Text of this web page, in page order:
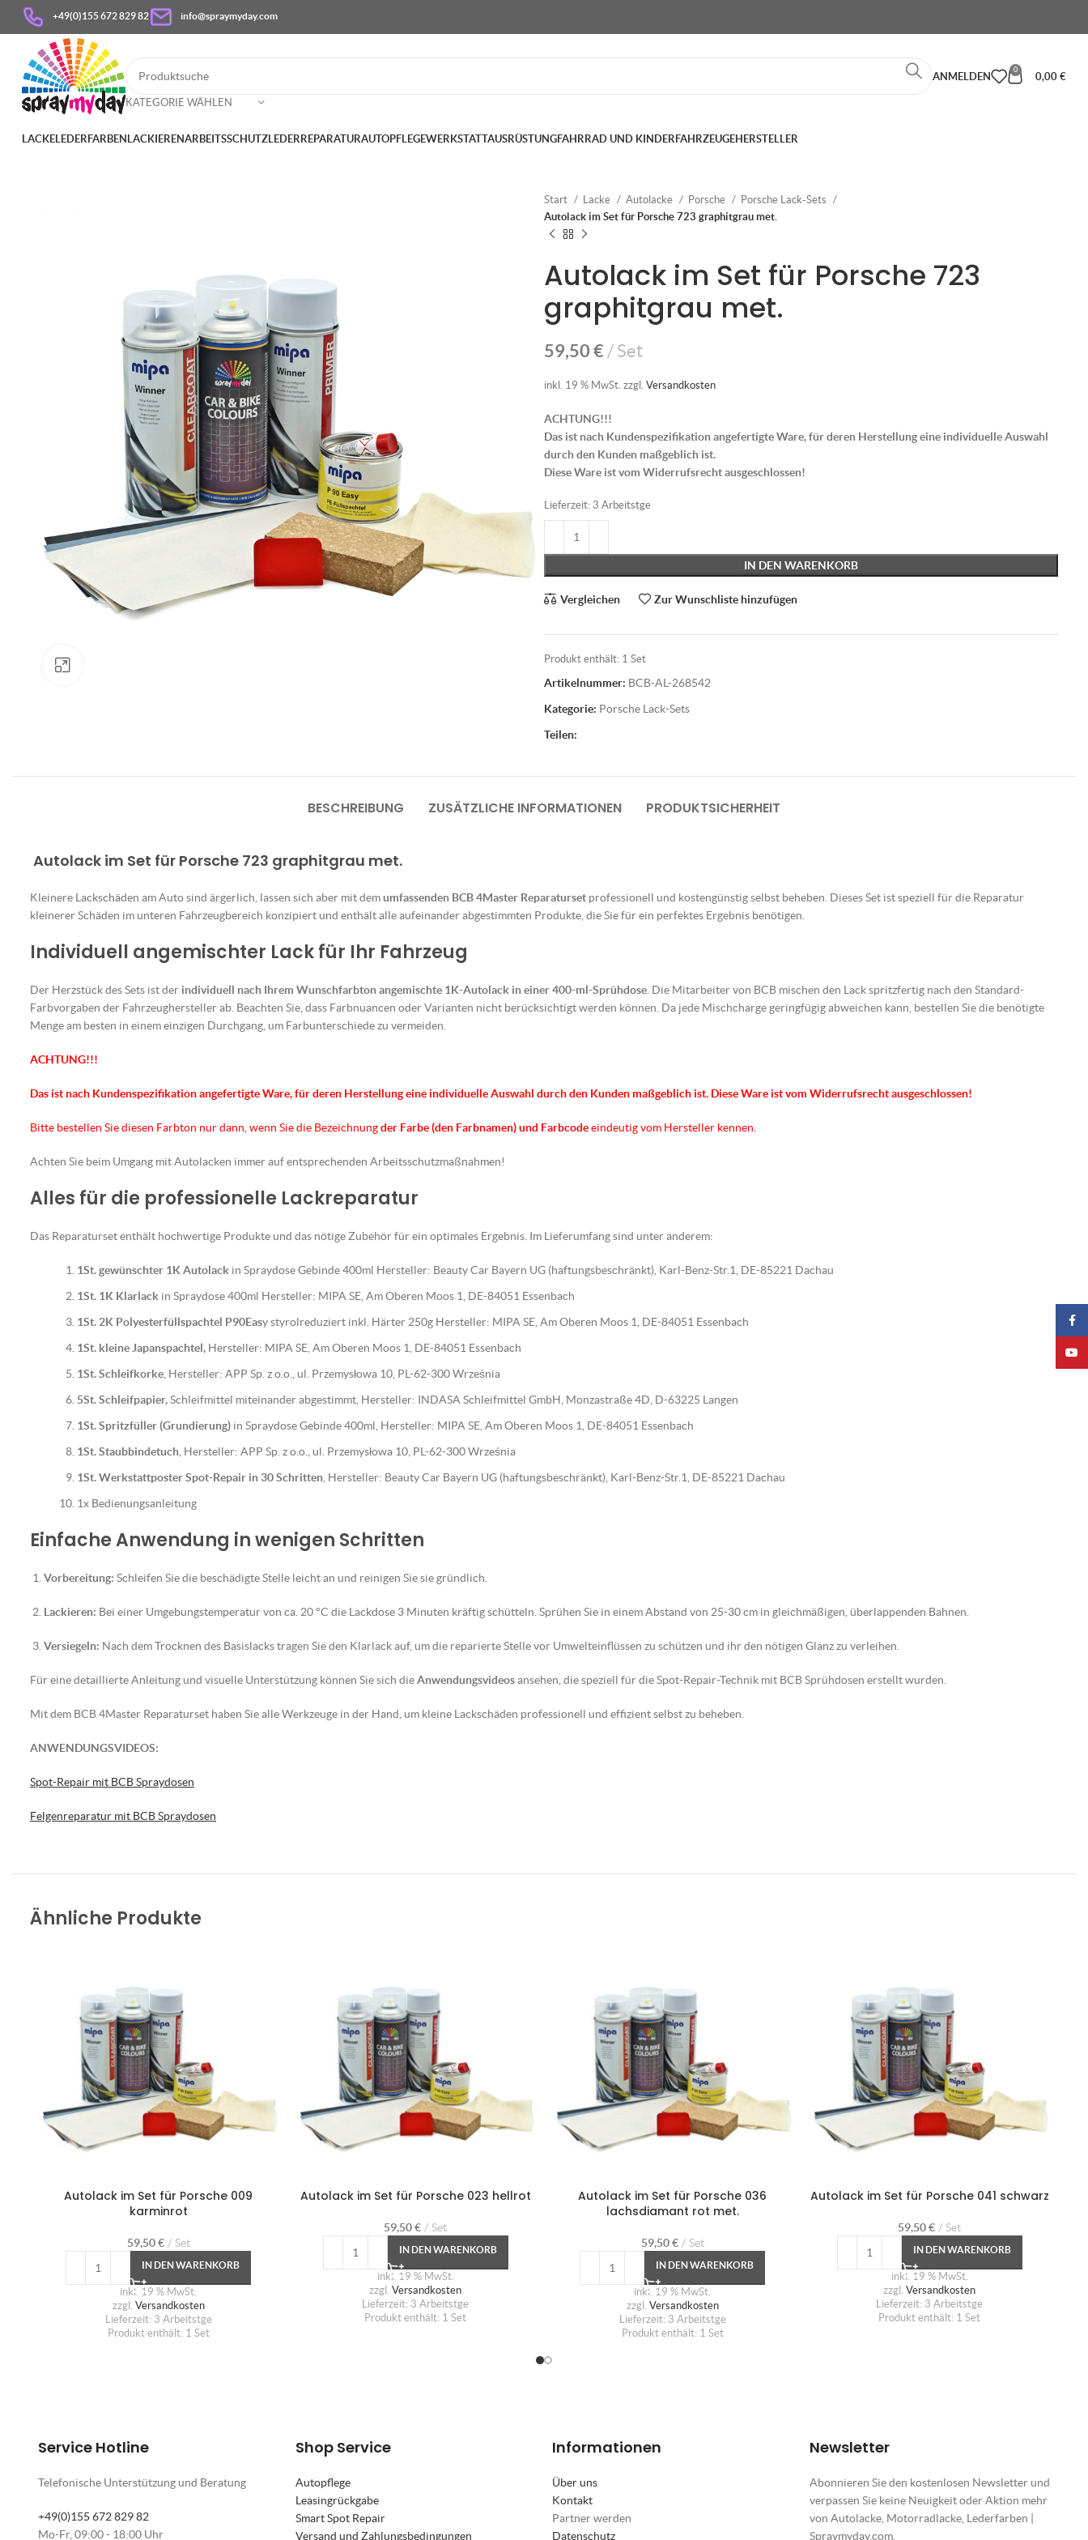
+49(0)155 672 829 82 info@spraymyday.com
KATEGORIE WÄHLEN
ANMELDEN
0
0,00 €
LACKELEDERFARBENLACKIERENARBEITSSCHUTZLEDERREPARATURAUTOPFLEGEWERKSTATTAUSRÜSTUNGFAHRRAD UND KINDERFAHRZEUGEHERSTELLER
Start Lacke Autolacke Porsche
Porsche Lack-Sets
Autolack im Set für Porsche 723 graphitgrau met.
Autolack im Set für Porsche 723
graphitgrau met.
59,50€ Set
inkl. 19 % MwSt. zzgl. Versandkosten
ACHTUNG!!!
Das ist nach Kundenspezifikation angefertigte Ware, für deren Herstellung eine individuelle Auswahl
durch den Kunden maßgeblich ist.
Diese Ware ist vom Widerrufsrecht ausgeschlossen!
Lieferzeit: 3 Arbeitstge
IN DEN WARENKORB
Vergleichen Zur Wunschliste hinzufügen
Produkt enthält: 1 Set
Artikelnummer: BCB-AL-268542
Kategorie: Porsche Lack-Sets
Teilen:
BESCHREIBUNG ZUSÄTZLICHE INFORMATIONEN PRODUKTSICHERHEIT
Autolack im Set für Porsche 723 graphitgrau met.
Kleinere Lackschäden am Auto sind ärgerlich, lassen sich aber mit demumfassenden BCB 4Master Reparaturset professionell und kostengünstig selbst beheben. Dieses Set ist speziell für die Reparatur
kleinerer Schäden im unteren Fahrzeugbereich konzipiert und enthält alle aufeinander abgestimmten Produkte, die Sie für ein perfektes Ergebnis benötigen.
Individuell angemischter Lack für Ihr Fahrzeug
Der Herzstück des Sets ist der individuell nach Ihrem Wunschfarbton angemischte 1K-Autolack in einer 400-ml-Sprühdose . Die Mitarbeiter von BCB mischen den Lack spritzfertig nach den Standard-
Farbvorgaben der Fahrzeughersteller ab. Beachten Sie, dass Farbnuancen oder Varianten nicht berücksichtigt werden können. Da jede Mischcharge geringfügig abweichen kann, bestellen Sie die benötigte
Menge am besten in einem einzigen Durchgang, um Farbunterschiede zu vermeiden.
ACHTUNG!!!
Das ist nach Kundenspezifikation angefertigte Ware, für deren Herstellung eine individuelle Auswahl durch den Kunden maßgeblich ist. Diese Ware ist vom Widerrufsrecht ausgeschlossen!
Bitte bestellen Sie diesen Farbton nur dann, wenn Sie die Bezeichnungder Farbe (den Farbnamen) und Farbcodeeindeutig vom Hersteller kennen.
Achten Sie beim Umgang mit Autolacken immer auf entsprechenden Arbeitsschutzmaßnahmen!
Alles für die professionelle Lackreparatur
Das Reparaturset enthält hochwertige Produkte und das nötige Zubehör für ein optimales Ergebnis. Im Lieferumfang sind unter anderem:
1St. gewünschter 1K Autolack in Spraydose Gebinde 400ml Hersteller: Beauty Car Bayern UG (haftungsbeschränkt), Karl-Benz-Str.1, DE-85221 Dachau
1St. 1K Klarlack in Spraydose 400ml Hersteller: MIPA SE, Am Oberen Moos 1, DE-84051 Essenbach
1St. 2K Polyesterfüllspachtel P90Easy styrolreduziert inkl. Härter 250g Hersteller: MIPA SE, Am Oberen Moos 1, DE-84051 Essenbach
1St. kleine Japanspachtel, Hersteller: MIPA SE, Am Oberen Moos 1, DE-84051 Essenbach
1St. Schleifkorke , Hersteller: APP Sp. z o.o., ul. Przemysłowa 10, PL-62-300 Września
5St. Schleifpapier,Schleifmittel miteinander abgestimmt, Hersteller: INDASA Schleifmittel GmbH, Monzastraße 4D, D-63225 Langen
1St. Spritzfüller (Grundierung) in Spraydose Gebinde 400ml, Hersteller: MIPA SE, Am Oberen Moos 1, DE-84051 Essenbach
1St. Staubbindetuch , Hersteller: APP Sp. z o.o., ul. Przemysłowa 10, PL-62-300 Września
1St. Werkstattposter Spot-Repair in 30 Schritten , Hersteller: Beauty Car Bayern UG (haftungsbeschränkt), Karl-Benz-Str.1, DE-85221 Dachau
1x Bedienungsanleitung
Einfache Anwendung in wenigen Schritten
Vorbereitung: Schleifen Sie die beschädigte Stelle leicht an und reinigen Sie sie gründlich.
Lackieren: Bei einer Umgebungstemperatur von ca. 20 °C die Lackdose 3 Minuten kräftig schütteln. Sprühen Sie in einem Abstand von 25-30 cm in gleichmäßigen, überlappenden Bahnen.
Versiegeln: Nach dem Trocknen des Basislacks tragen Sie den Klarlack auf, um die reparierte Stelle vor Umwelteinflüssen zu schützen und ihr den nötigen Glanz zu verleihen.
Für eine detaillierte Anleitung und visuelle Unterstützung können Sie sich dieAnwendungsvideosansehen, die speziell für die Spot-Repair-Technik mit BCB Sprühdosen erstellt wurden.
Mit dem BCB 4Master Reparaturset haben Sie alle Werkzeuge in der Hand, um kleine Lackschäden professionell und effizient selbst zu beheben.
ANWENDUNGSVIDEOS:
Spot-Repair mit BCB Spraydosen
Felgenreparatur mit BCB Spraydosen
Ähnliche Produkte
Autolack im Set für Porsche 009
karminrot
59,50€ Set
IN DEN WARENKORB
inkl. 19 % MwSt.
zzgl. Versandkosten
Lieferzeit: 3 Arbeitstge
Produkt enthält: 1 Set
Autolack im Set für Porsche 023 hellrot
59,50€ Set
IN DEN WARENKORB
inkl. 19 % MwSt.
zzgl.Versandkosten
Lieferzeit: 3 Arbeitstge
Produkt enthält: 1Set
Autolack im Set für Porsche 036
lachsdiamant rot met.
59,50€ Set
IN DEN WARENKORB
inkl. 19 % MwSt.
zzgl. Versandkosten
Lieferzeit: 3 Arbeitstge
Produkt enthält: 1 Set
Autolack im Set für Porsche 041 schwarz
59,50€ Set
IN DEN WARENKORB
inkl. 19 % MwSt.
zzgl.Versandkosten
Lieferzeit: 3 Arbeitstge
Produkt enthält: 1Set
Service Hotline
Telefonische Unterstützung und Beratung
+49(0)155 672 829 82
Mo-Fr, 09:00 - 18:00 Uhr
Shop Service
Autopflege
Leasingrückgabe
Smart Spot Repair
Versand und Zahlungsbedingungen
Informationen
Über uns
Kontakt
Partner werden
Datenschutz
Newsletter
Abonnieren Sie den kostenlosen Newsletter und
verpassen Sie keine Neuigkeit oder Aktion mehr
von Autolacke, Motorradlacke, Lederfarben |
Spraymyday.com.